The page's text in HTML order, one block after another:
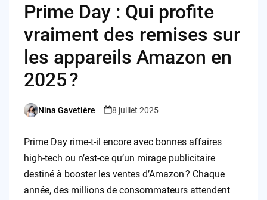
Prime Day : Qui profite
vraiment des remises sur
les appareils Amazon en
2025 ?
Posted
Nina Gavetière 8 juillet 2025
Prime Day rime-t-il encore avec bonnes affaires
high-tech ou n’est-ce qu’un mirage publicitaire
destiné à booster les ventes d’Amazon ? Chaque
année, des millions de consommateurs attendent